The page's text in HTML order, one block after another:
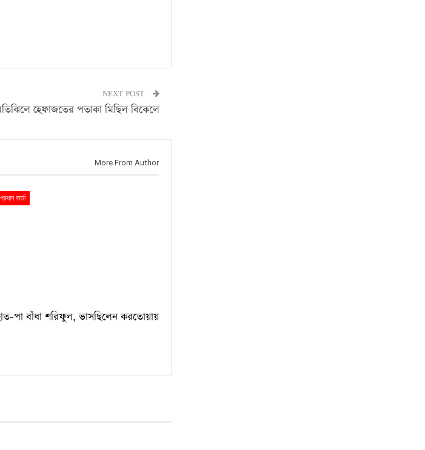
NEXT POST
হেফাজতের পতাকা মিছিল বিকেলে
More From Author
প্রধান বার্তা
পা বাঁধা শরিফুল, ভাসছিলেন করতোয়ায়